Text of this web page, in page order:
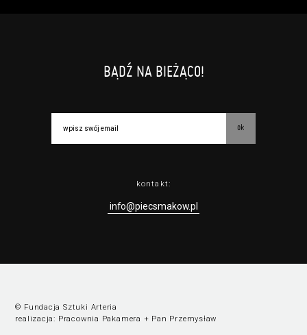
BĄDŹ NA BIEŻĄCO!
ok
kontakt:
info@piecsmakow.pl
© Fundacja Sztuki Arteria
realizacja: Pracownia Pakamera + Pan Przemysław